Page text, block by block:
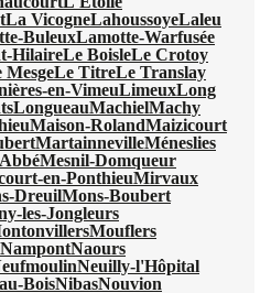
La VicogneLahoussoyeLaleu
BuleuxLamotte-Warfusée
HilaireLe BoisleLe Crotoy
MesgeLe TitreLe Translay
en-VimeuLimeuxLong
LongueauMachielMachy
Maison-RolandMaizicourt
MartainnevilleMéneslies
Mesnil-Domqueur
en-PonthieuMirvaux
DreuilMons-Boubert
les-Jongleurs
Mouflers
NampontNaours
Neuilly-l'Hôpital
BoisNibasNouvion